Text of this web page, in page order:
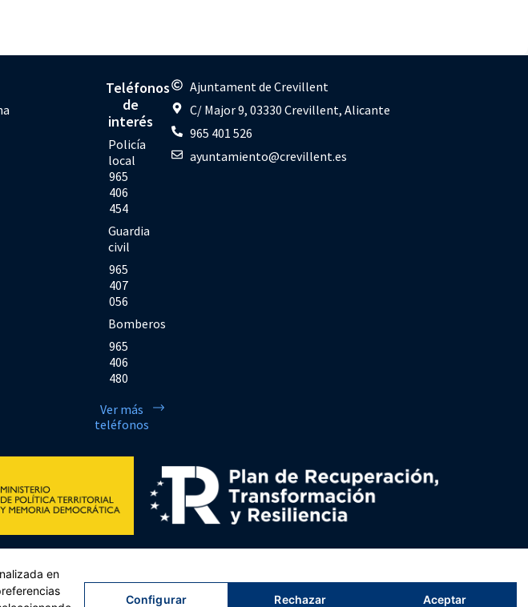
Teléfonos
de
interés
Policía
local
965
406
454
Guardia
civil
965
407
056
Bomberos
965
406
480
Ver más
teléfonos
Ajuntament de Crevillent
C/ Major 9, 03330 Crevillent, Alicante
965 401 526
ayuntamiento@crevillent.es
11, Inversión 2 del PRTR gestionado por el Ministerio de Política territorial.
en
Configurar Rechazar Aceptar